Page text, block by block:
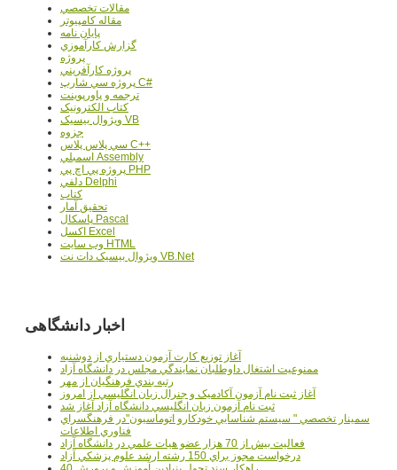
مقالات تخصصي
مقاله کامپیوتر
پایان نامه
گزارش کارآموزي
پروژه
پروژه کارآفريني
پروژه سي شارپ C#
ترجمه و پاورپوينت
کتاب الکترونيک
ويژوال بيسيک VB
جزوه
سي پلاس پلاس C++
اسمبلي Assembly
پروژه پي اچ پي PHP
دلفي Delphi
کتاب
تحقيق آمار
پاسکال Pascal
اکسل Excel
وب سايت HTML
ويژوال بيسيک دات نت VB.Net
اخبار دانشگاهی
آغاز توزيع کارت آزمون دستياري از دوشنبه
ممنوعيت اشتغال داوطلبان نمايندگي مجلس در دانشگاه آزاد
رتبه بندي فرهنگيان از مهر
آغاز ثبت نام آزمون آکادميک و جنرال زبان انگليسي از امروز
ثبت نام آزمون زبان انگليسي دانشگاه آزاد آغاز شد
سمينار تخصصي " سيستم شناسايي خودکارو اتوماسيون"در فرهنگسراي
فناوري اطلاعات
فعاليت بيش از 70 هزار عضو هيات علمي در دانشگاه آزاد
درخواست مجوز براي 150 رشته ارشد علوم پزشکي آزاد